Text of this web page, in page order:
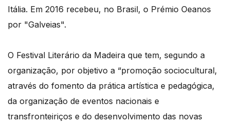
Itália. Em 2016 recebeu, no Brasil, o Prémio Oeanos
por "Galveias".
O Festival Literário da Madeira que tem, segundo a
organização, por objetivo a “promoção sociocultural,
através do fomento da prática artística e pedagógica,
da organização de eventos nacionais e
transfronteiriços e do desenvolvimento das novas